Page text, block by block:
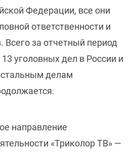
Федерации, все они
ответственности и
за отчетный период
уголовных дел в России и
делам
направление
«Триколор ТВ» —